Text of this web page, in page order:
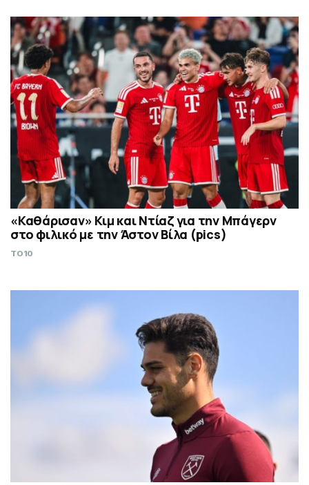
«Καθάρισαν» Κιμ και Ντίαζ για την Μπάγερν
στο φιλικό με την Άστον Βίλα (pics)
TO10